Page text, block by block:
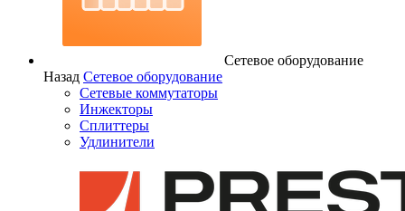
Сетевое оборудование
Назад Сетевое оборудование
Сетевые коммутаторы
Инжекторы
Сплиттеры
Удлинители